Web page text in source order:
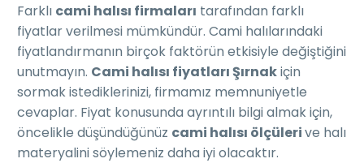
Farklı cami halısı firmaları tarafından farklı
fiyatlar verilmesi mümkündür. Cami halılarındaki
fiyatlandırmanın birçok faktörün etkisiyle değiştiğini
unutmayın. Cami halısı fiyatları Şırnakiçin
sormak istediklerinizi, firmamız memnuniyetle
cevaplar. Fiyat konusunda ayrıntılı bilgi almak için,
öncelikle düşündüğünüz cami halısı ölçülerive halı
materyalini söylemeniz daha iyi olacaktır.